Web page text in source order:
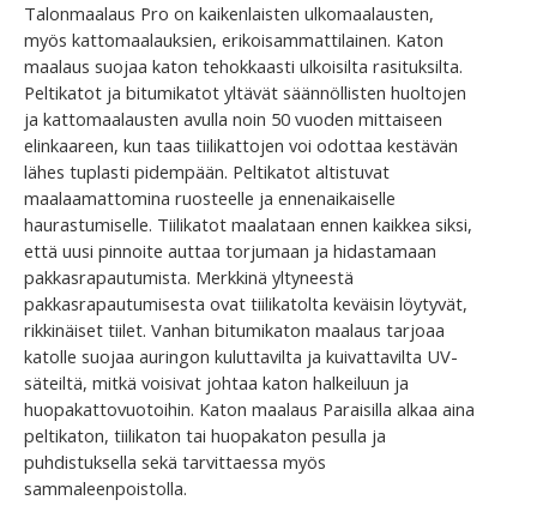
Talonmaalaus Pro on kaikenlaisten ulkomaalausten,
myös kattomaalauksien, erikoisammattilainen. Katon
maalaus suojaa katon tehokkaasti ulkoisilta rasituksilta.
Peltikatot ja bitumikatot yltävät säännöllisten huoltojen
ja kattomaalausten avulla noin 50 vuoden mittaiseen
elinkaareen, kun taas tiilikattojen voi odottaa kestävän
lähes tuplasti pidempään. Peltikatot altistuvat
maalaamattomina ruosteelle ja ennenaikaiselle
haurastumiselle. Tiilikatot maalataan ennen kaikkea siksi,
että uusi pinnoite auttaa torjumaan ja hidastamaan
pakkasrapautumista. Merkkinä yltyneestä
pakkasrapautumisesta ovat tiilikatolta keväisin löytyvät,
rikkinäiset tiilet. Vanhan bitumikaton maalaus tarjoaa
katolle suojaa auringon kuluttavilta ja kuivattavilta UV-
säteiltä, mitkä voisivat johtaa katon halkeiluun ja
huopakattovuotoihin. Katon maalaus Paraisilla alkaa aina
peltikaton, tiilikaton tai huopakaton pesulla ja
puhdistuksella sekä tarvittaessa myös
sammaleenpoistolla.